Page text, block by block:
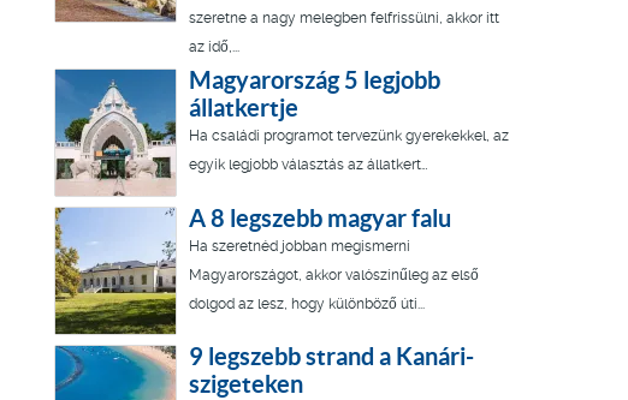
szeretne a nagy melegben felfrissülni, akkor itt
az idő,...
Magyarország 5 legjobb
állatkertje
Ha családi programot tervezünk gyerekekkel, az
egyik legjobb választás az állatkert…
A 8 legszebb magyar falu
Ha szeretnéd jobban megismerni
Magyarországot, akkor valószínűleg az első
dolgod az lesz, hogy különböző úti...
9 legszebb strand a Kanári-
szigeteken